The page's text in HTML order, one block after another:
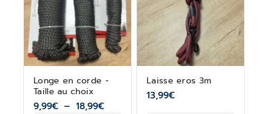
Longe en corde -
Taille au choix
9,99€ – 18,99€
Laisse eros 3m
13,99€